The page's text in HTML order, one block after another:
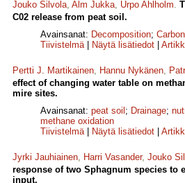
Jouko Silvola, Alm Jukka, Urpo Ahlholm.
C02 release from peat soil.
Avainsanat: Decomposition;
Tiivistelmä| Näytä lisätiedot
Pertti J. Martikainen, Hannu Nykänen,
effect of changing water table on
mire sites.
Avainsanat: peat soil ; Drainage;
methane oxidation
Tiivistelmä| Näytä lisätiedot
Jyrki Jauhiainen, Harri Vasander, Jouko
response of two Sphagnum species to
input.